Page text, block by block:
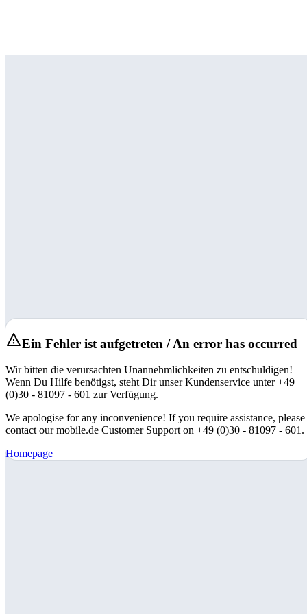
Ein Fehler ist aufgetreten / An error has occurred
Wir bitten die verursachten Unannehmlichkeiten zu entschuldigen!
Wenn Du Hilfe benötigst, steht Dir unser Kundenservice unter +49
(0)30 - 81097 - 601 zur Verfügung.
We apologise for any inconvenience! If you require assistance, please
contact our mobile.de Customer Support on +49 (0)30 - 81097 - 601.
Homepage